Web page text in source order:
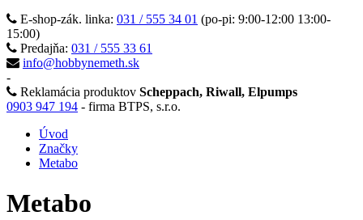
E-shop-zák. linka: 031 / 555 34 01 (po-pi: 9:00-12:00 13:00-
15:00)
Predajňa: 031 / 555 33 61
info@hobbynemeth.sk
-
Reklamácia produktov Scheppach, Riwall, Elpumps
0903 947 194 - firma BTPS, s.r.o.
Úvod
Značky
Metabo
Metabo